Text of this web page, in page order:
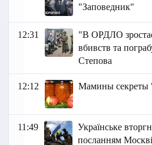
"Заповедник"
12:31
"В ОРДЛО
вбивств та
Степова
12:12 Мамины секреты
11:49
Українське
посланням